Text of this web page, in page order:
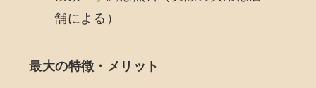
舗による）
最大の特徴・メリット